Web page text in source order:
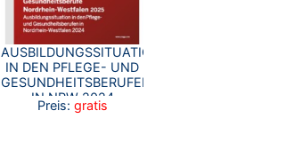
AUSBILDUNGSSITUATION
IN DEN PFLEGE- UND
GESUNDHEITSBERUFEN
IN NRW 2024
Preis: gratis